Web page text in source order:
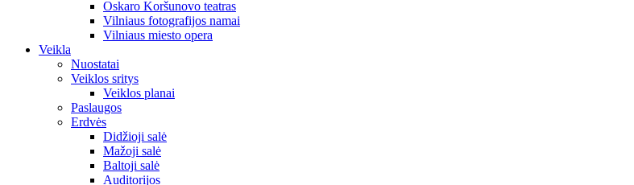
Oskaro Koršunovo teatras
Vilniaus fotografijos namai
Vilniaus miesto opera
Veikla
Nuostatai
Veiklos sritys
Veiklos planai
Paslaugos
Erdvės
Didžioji salė
Mažoji salė
Baltoji salė
Auditorijos